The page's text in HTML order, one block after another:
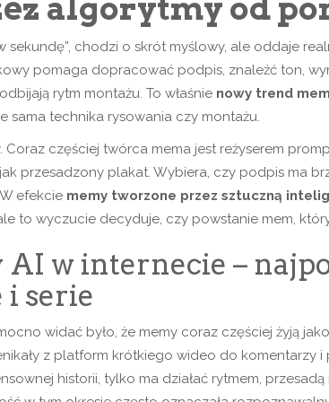
algorytmy od
sekundę”, chodzi o skrót myślowy, ale oddaje
pomaga dopracować podpis, znaleźć ton,
rytm montażu. To właśnie nowy trend
sama technika rysowania czy montażu.
Coraz częściej twórca mema jest reżyserem
przesadzony plakat. Wybiera, czy podpis ma
efekcie memy tworzone przez sztuczną
to wyczucie decyduje, czy powstanie mem,
w internecie –
serie
widać było, że memy coraz częściej żyją
z platform krótkiego wideo do komentarzy
historii, tylko ma działać rytmem,